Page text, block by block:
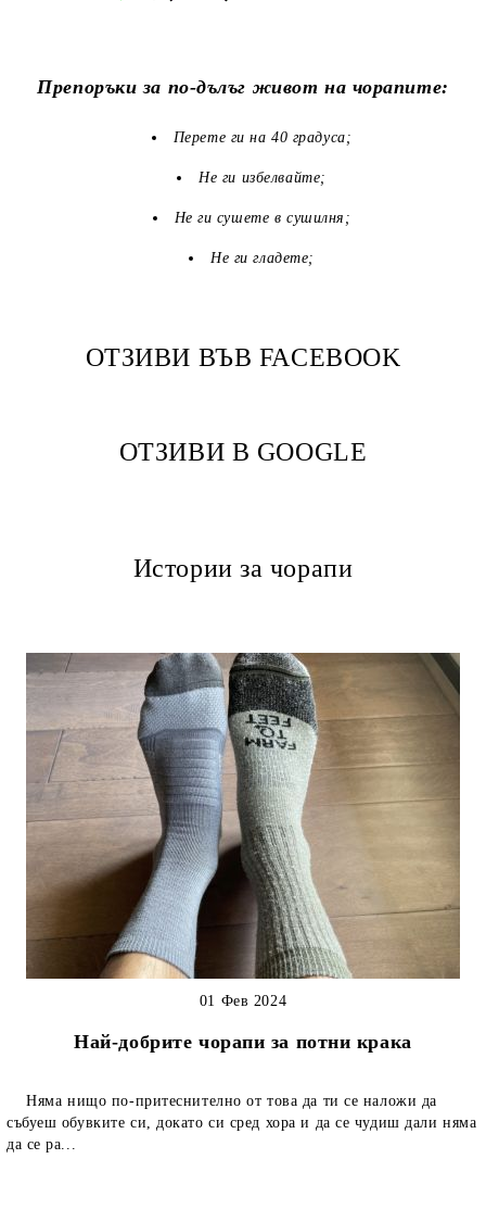
Препоръки за по-дълъг живот на чорапите:
Перете ги на 40 градуса;
Не ги избелвайте;
Не ги сушете в сушилня;
Не ги гладете;
ОТЗИВИ ВЪВ FACEBOOK
ОТЗИВИ В GOOGLE
Истории за чорапи
Най-добрите чорапи за потни крака
01 Фев 2024
Няма нищо по-притеснително от това да ти се наложи да
събуеш обувките си, докато си сред хора и да се чудиш дали няма
да се ра...